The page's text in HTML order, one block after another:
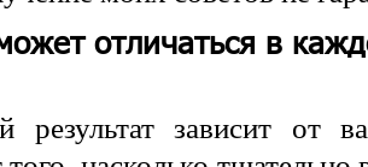
отличаться в
зависит от